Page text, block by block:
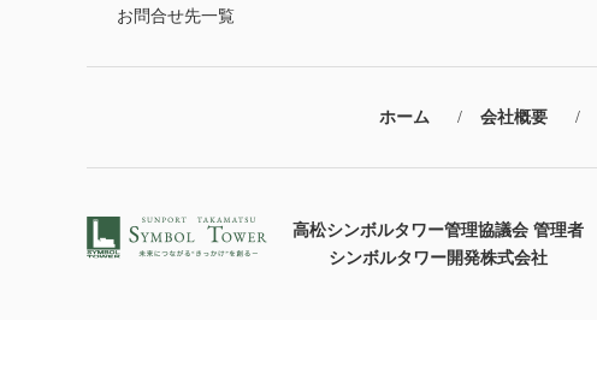
お問合せ先一覧
ホーム 会社概要
高松シンボルタワー管理協議会 管理者
シンボルタワー開発株式会社